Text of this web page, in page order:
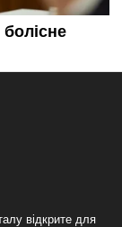
відкрите для